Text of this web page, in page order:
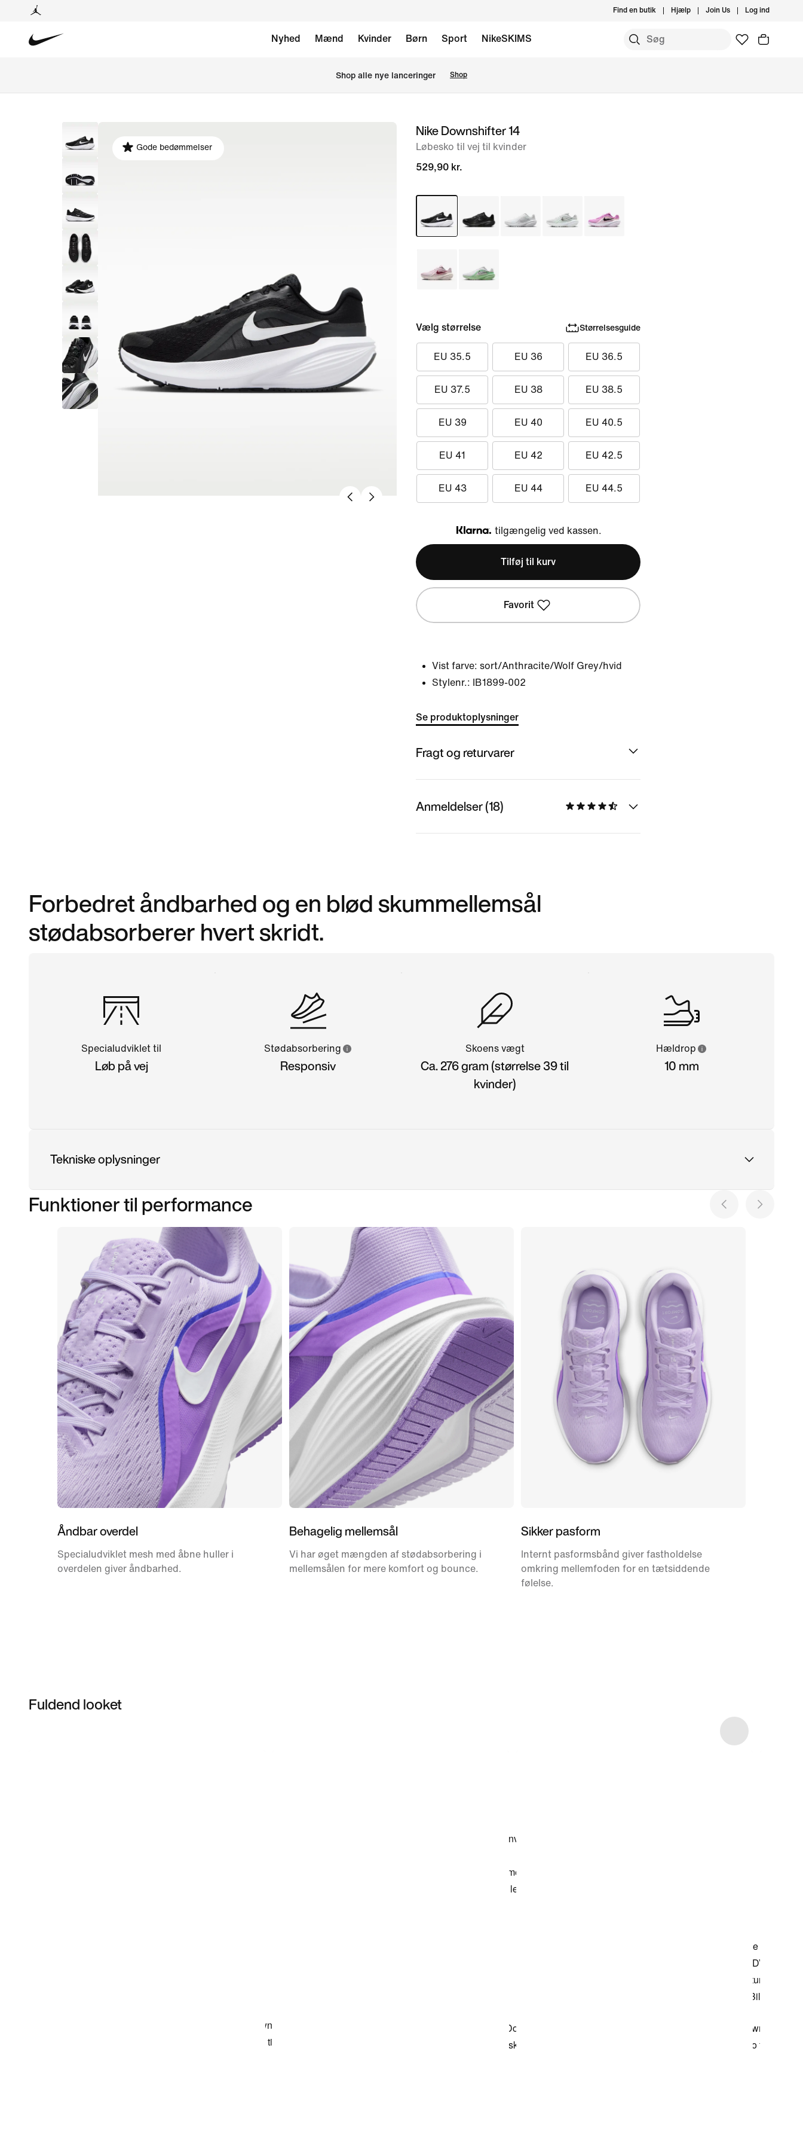
Find en butik Hjælp Join Us Log ind
Nyhed Mænd Kvinder Børn Sport NikeSKIMS
Shop alle nye lanceringer Shop
billede
Gode bedømmelser
Nike Downshifter 14
Løbesko til vej til kvinder
529,90 kr.
Vælg størrelse Størrelsesguide
EU 35.5 EU 36 EU 36.5
EU 37.5 EU 38 EU 38.5
EU 39 EU 40 EU 40.5
EU 41 EU 42 EU 42.5
EU 43 EU 44 EU 44.5
Klarna
tilgængelig ved kassen.
Tilføj til kurv
Favorit
Vist farve: sort/Anthracite/Wolf Grey/hvid
Stylenr.:
IB1899-002
Se produktoplysninger
Fragt og returvarer
Anmeldelser (18)
Forbedret åndbarhed og en blød skummellemsål
stødabsorberer hvert skridt.
Specialudviklet til
Løb på vej
Stødabsorbering
Responsiv
Skoens vægt
Ca. 276 gram (størrelse 39 til
kvinder)
Hældrop
10 mm
Tekniske oplysninger
Funktioner til performance
Åndbar overdel
Specialudviklet mesh med åbne huller i
overdelen giver åndbarhed.
Behagelig mellemsål
Vi har øget mængden af stødabsorbering i
mellemsålen for mere komfort og bounce.
Sikker pasform
Internt pasformsbånd giver fastholdelse
omkring mellemfoden for en tætsiddende
følelse.
Fuldend looket